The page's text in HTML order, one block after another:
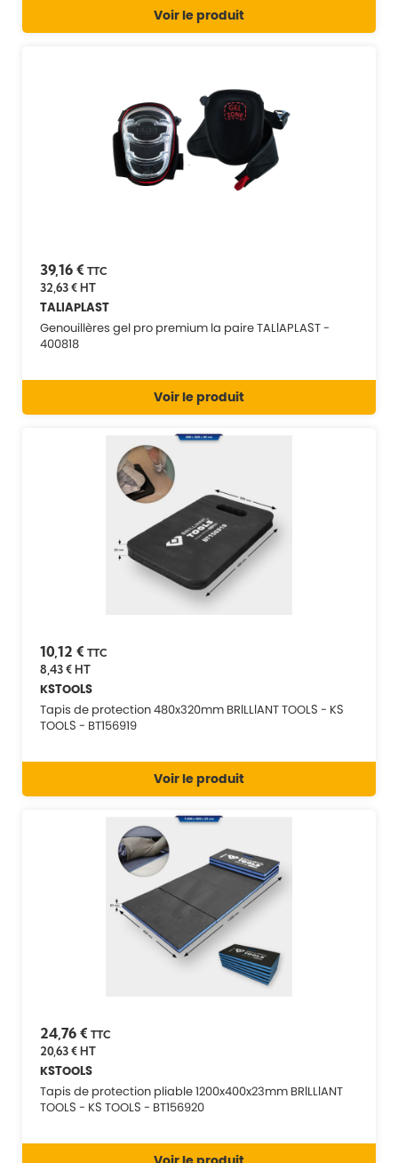
Voir le produit
39,16 € TTC
32,63 €HT
TALIAPLAST
Genouillères gel pro premium la paire TALIAPLAST -
400818
Voir le produit
10,12 € TTC
8,43 €HT
KSTOOLS
Tapis de protection 480x320mm BRILLIANT TOOLS - KS
TOOLS - BT156919
Voir le produit
24,76 € TTC
20,63 €HT
KSTOOLS
Tapis de protection pliable 1200x400x23mm BRILLIANT
TOOLS - KS TOOLS - BT156920